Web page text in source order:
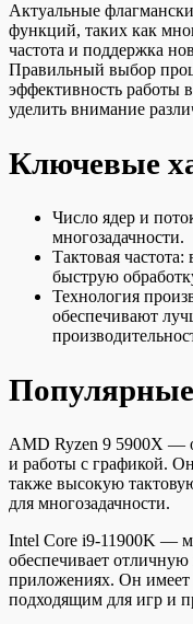
Актуальные
функций, таких как
частота и поддержка
Правильный выбор
эффективность работы
уделить внимание
Ключевые
Число ядер и
многозадачности.
Тактовая частота:
быструю
Технология
обеспечивают
AMD Ryzen 9 5900X —
и работы с графикой.
также высокую
для многозадачности.
Intel Core i9-11900K —
обеспечивает
приложениях. Он имеет
подходящим для игр и